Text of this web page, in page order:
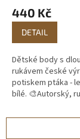
440 Kč
DETAIL
Dětské body s
rukávem české
potiskem ptáka -
bílé. 🎨Autorský,
potisk. 📦Skladem